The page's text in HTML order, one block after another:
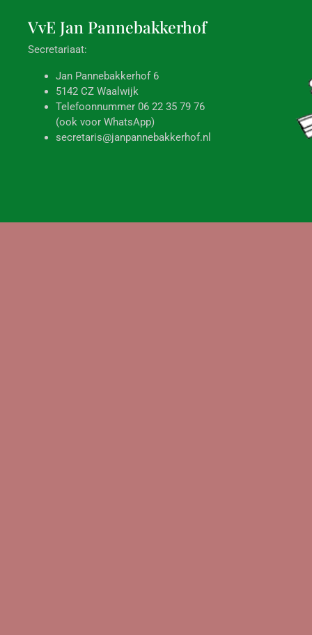
VvE Jan Pannebakkerhof
Secretariaat:
Jan Pannebakkerhof 6
5142 CZ Waalwijk
Telefoonnummer 06 22 35 79 76
(ook voor WhatsApp)
secretaris@janpannebakkerhof.nl